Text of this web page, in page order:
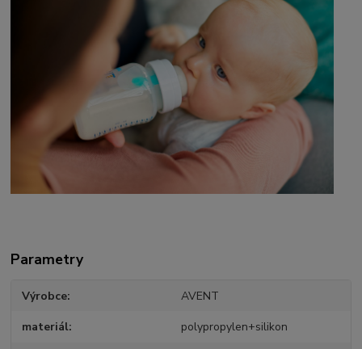
Parametry
Výrobce AVENT
materiál polypropylen+silikon